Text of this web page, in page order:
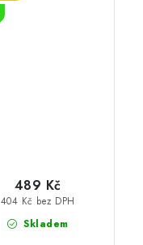
Skladem
404 Kč bez DPH
489 Kč